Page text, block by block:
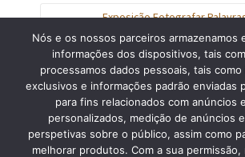
Exposição Fotografar
Procurar
Nós e os nossos parceiros armazenamos
informações dos dispositivos, tais
processamos dados pessoais, tais
exclusivos e informações padrão enviadas
para fins relacionados com anúncios
personalizados, medição de anúncios
perspetivas sobre o público, assim como
melhorar produtos. Com a sua